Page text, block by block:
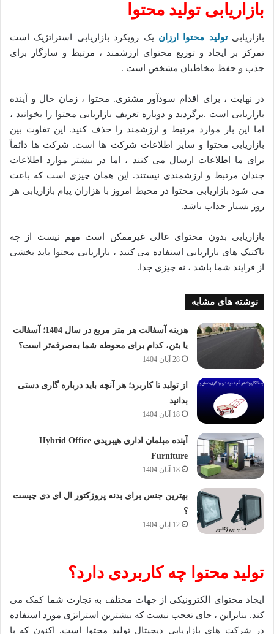
بازاریابی تولید محتوا
بازاریابیتولید محتوا ارزان یک رویکرد بازاریابی استراتژیک است
تمرکز بر ایجاد و توزیع محتوای ارزشمند ، مرتبط و سازگار برای
جذب و حفظ مخاطبان مشخص است .
در نهایت ، برای اقدام سودآور مشتری. محتوا ، زمان حال و آینده
بازاریابی است .برگردید و دوباره تعریف بازاریابی محتوا را بخوانید ،
اما این بار موارد مرتبط و ارزشمند را حذف کنید. این تفاوت بین
بازاریابی محتوا و سایر اطلاعات شرکت ها است. شرکت ها دائماً
برای ما اطلاعات ارسال می کنند ، اما در بیشتر موارد اطلاعات
چندان مرتبط و ارزشمندی نیستند. این همان چیزی است که باعث
می شود بازاریابی محتوا در محیط امروز با هزاران پیام بازاریابی هر
روز بسیار جذاب باشد.
بازاریابی بدون محتوای عالی غیرممکن است مهم نیست از چه
تاکتیک های بازاریابی استفاده می کنید ، بازاریابی محتوا باید بخشی
از فرایند شما باشد ، نه چیزی جدا.
نوشته های مشابه
هزینه آسفالت هر متر مربع در سال 1404؛ آسفالت
یا بتن، کدام برای محوطه شما به‌صرفه‌تر است؟
28 آبان 1404
از تولید تا کاربرد؛ هر آنچه باید درباره گاری دستی
بدانید
18 آبان 1404
آینده مبلمان اداری هیبریدی Hybrid Office
Furniture
18 آبان 1404
بهترین جنس برای بدنه پروژکتور ال ای دی چیست
؟
12 آبان 1404
تولید محتوا چه کاربردی دارد؟
ایجاد محتوای الکترونیکی از جهات مختلف به تجارت شما کمک می
کند. بنابراین ، جای تعجب نیست که بیشترین استراتژی مورد استفاده
در شرکت های بازاریابی دیجیتال تولید محتوا است. اکنون که با